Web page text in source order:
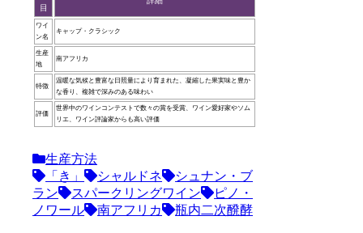
目
ワイ
ン名
キャップ・クラシック
生産
地
南アフリカ
特徴
温暖な気候と豊富な日照量により育まれた、凝縮した果実味と豊か
な香り、複雑で深みのある味わい
評価
世界中のワインコンテストで数々の賞を受賞、ワイン愛好家やソム
リエ、ワイン評論家からも高い評価
生産方法
「き」
シャルドネ
シュナン・ブ
ラン
スパークリングワイン
ピノ・
ノワール
南アフリカ 瓶内二次醗酵